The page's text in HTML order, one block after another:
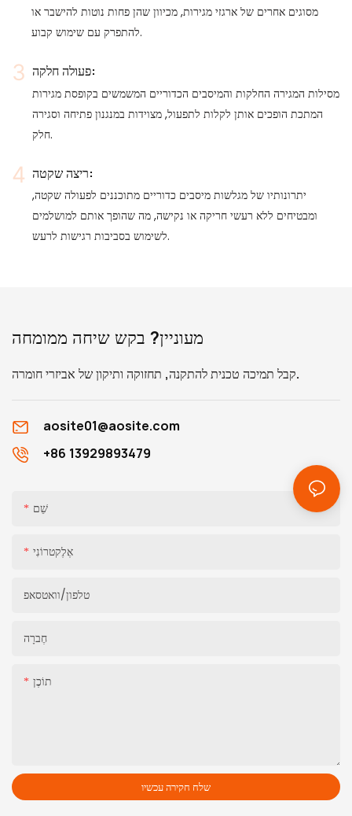
מסוגים אחרים של ארגזי מגירות, מכיוון שהן פחות נוטות להישבר או
להתפרק עם שימוש קבוע.
פעולה חלקה:
מסילות המגירה החלקות והמיסבים הכדוריים המשמשים בקופסת מגירות
המתכת הופכים אותן לקלות לתפעול, מצוידות במנגנון פתיחה וסגירה
חלק.
ריצה שקטה:
יתרונותיו של מגלשות מיסבים כדוריים מתוכננים לפעולה שקטה,
ומבטיחים ללא רעשי חריקה או נקישה, מה שהופך אותם למושלמים
לשימוש בסביבות רגישות לרעש.
מעוניין? בקש שיחה ממומחה
קבל תמיכה טכנית להתקנה, תחזוקה ותיקון של אביזרי חומרה.
aosite01@aosite.com
+86 13929893479
שֵׁם
אֶלֶקטרוֹנִי
טלפון/וואטסאפ
חֶברָה
תוֹכֶן
שלח חקירה עכשיו